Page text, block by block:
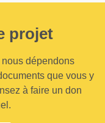
projet
dépendons
que vous y
à faire un don